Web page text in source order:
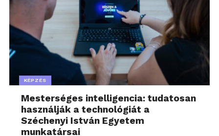
KÉPZÉS
Mesterséges intelligencia: tudatosan
használják a technológiát a
Széchenyi István Egyetem
munkatársai